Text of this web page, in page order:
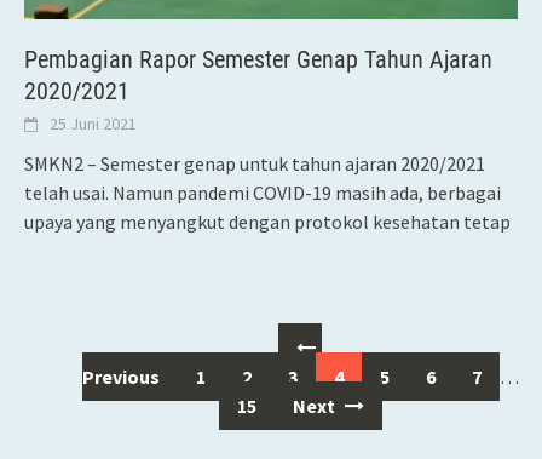
Pembagian Rapor Semester Genap Tahun Ajaran
2020/2021
25 Juni 2021
SMKN2 – Semester genap untuk tahun ajaran 2020/2021
telah usai. Namun pandemi COVID-19 masih ada, berbagai
upaya yang menyangkut dengan protokol kesehatan tetap
navigation
Previous 1 2 3 4 5 6 7
…
15
Next